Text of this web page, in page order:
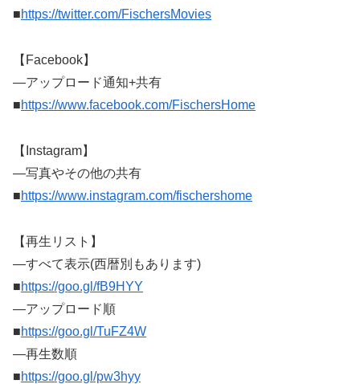
■https://twitter.com/FischersMovies
【Facebook】
―アップロード通知+共有
■https://www.facebook.com/FischersHome
【Instagram】
―写真やその他の共有
■https://www.instagram.com/fischershome
【再生リスト】
―すべて表示(西暦別もあります)
■https://goo.gl/fB9HYY
―アップロード順
■https://goo.gl/TuFZ4W
―再生数順
■https://goo.gl/pw3hyy